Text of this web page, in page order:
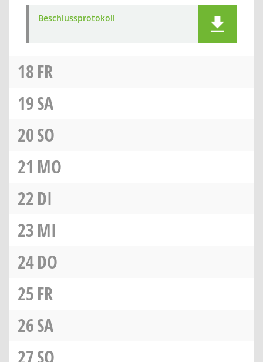
Beschlussprotokoll
18FR
19SA
20SO
21 MO
22DI
23MI
24DO
25FR
26SA
27SO